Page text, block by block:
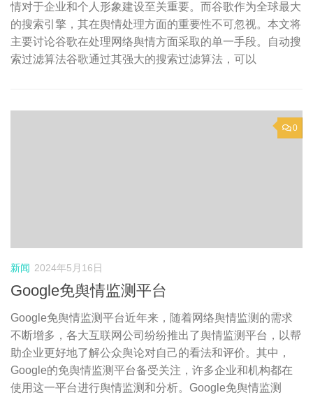
情对于企业和个人形象建设至关重要。而谷歌作为全球最大
的搜索引擎，其在舆情处理方面的重要性不可忽视。本文将
主要讨论谷歌在处理网络舆情方面采取的单一手段。自动搜
索过滤算法谷歌通过其强大的搜索过滤算法，可以
0
新闻 2024年5月16日
Google免舆情监测平台
Google免舆情监测平台近年来，随着网络舆情监测的需求
不断增多，各大互联网公司纷纷推出了舆情监测平台，以帮
助企业更好地了解公众舆论对自己的看法和评价。其中，
Google的免舆情监测平台备受关注，许多企业和机构都在
使用这一平台进行舆情监测和分析。Google免舆情监测